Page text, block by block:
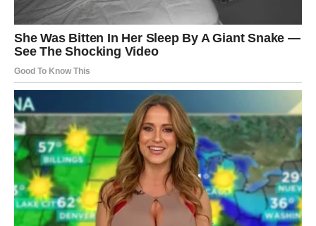
Pred vama su veoma važni trenuci.
VODOLIJA
Vodolijama zvijezde šalju hitnu poruku da ne ignorišu
znakove oko sebe.
Jedan susret ili vijest sada mogu potpuno promijeniti vaš
pogled na budućnost.
Sudbina vam sprema veliko otkriće